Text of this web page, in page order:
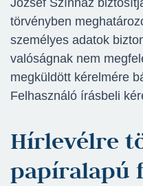
József Színház
törvényben
személyes adatok
valóságnak nem
megküldött kérelmére
Felhasználó írásbeli
Hírlevélre
papíralapú